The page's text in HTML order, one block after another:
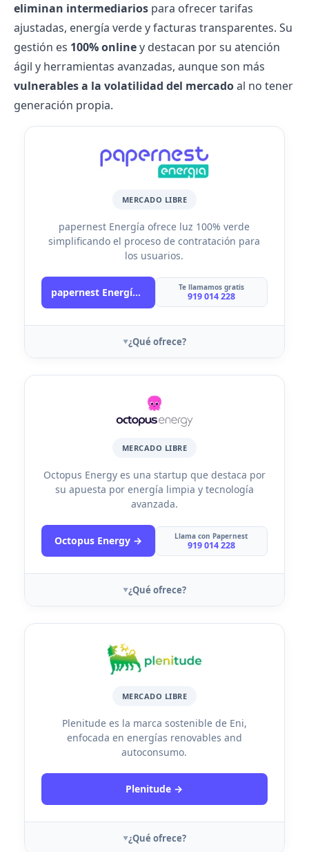
eliminan intermediarios para ofrecer tarifas
ajustadas, energía verdey facturas transparentes. Su
gestión es 100% onliney destacan por su atención
ágil y herramientas avanzadas, aunque son más
vulnerables a la volatilidad del mercadoal no tener
generación propia.
MERCADO LIBRE
papernest Energía ofrece luz 100% verde
simplificando el proceso de contratación para
los usuarios.
papernest Energía → Te llamamos gratis
919 014 228
¿Qué ofrece?
MERCADO LIBRE
Octopus Energy es una startup que destaca por
su apuesta por energía limpia y tecnología
avanzada.
Octopus Energy → Llama con Papernest
919 014 228
¿Qué ofrece?
MERCADO LIBRE
Plenitude es la marca sostenible de Eni,
enfocada en energías renovables and
autoconsumo.
Plenitude →
¿Qué ofrece?